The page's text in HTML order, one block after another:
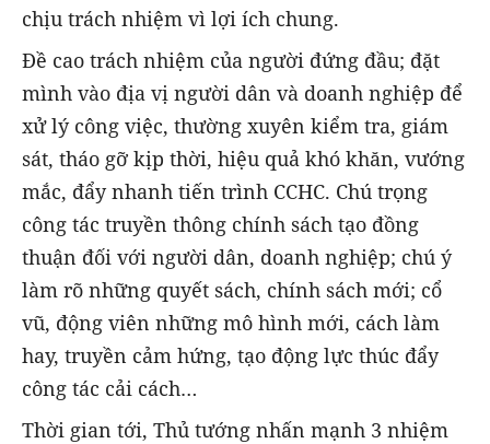
chịu trách nhiệm vì lợi ích chung.
Đề cao trách nhiệm của người đứng đầu; đặt
mình vào địa vị người dân và doanh nghiệp để
xử lý công việc, thường xuyên kiểm tra, giám
sát, tháo gỡ kịp thời, hiệu quả khó khăn, vướng
mắc, đẩy nhanh tiến trình CCHC. Chú trọng
công tác truyền thông chính sách tạo đồng
thuận đối với người dân, doanh nghiệp; chú ý
làm rõ những quyết sách, chính sách mới; cổ
vũ, động viên những mô hình mới, cách làm
hay, truyền cảm hứng, tạo động lực thúc đẩy
công tác cải cách…
Thời gian tới, Thủ tướng nhấn mạnh 3 nhiệm